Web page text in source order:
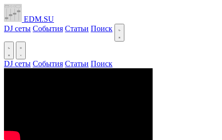
EDM.SU
DJ сеты События Статьи Поиск
DJ сеты События Статьи Поиск